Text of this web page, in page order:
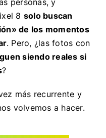
personas, y
8 solo buscan
de los momentos
. Pero, ¿las fotos con
siendo reales si
?
más recurrente y
volvemos a hacer.